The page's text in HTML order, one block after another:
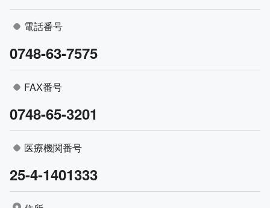
電話番号
0748-63-7575
FAX番号
0748-65-3201
医療機関番号
25-4-1401333